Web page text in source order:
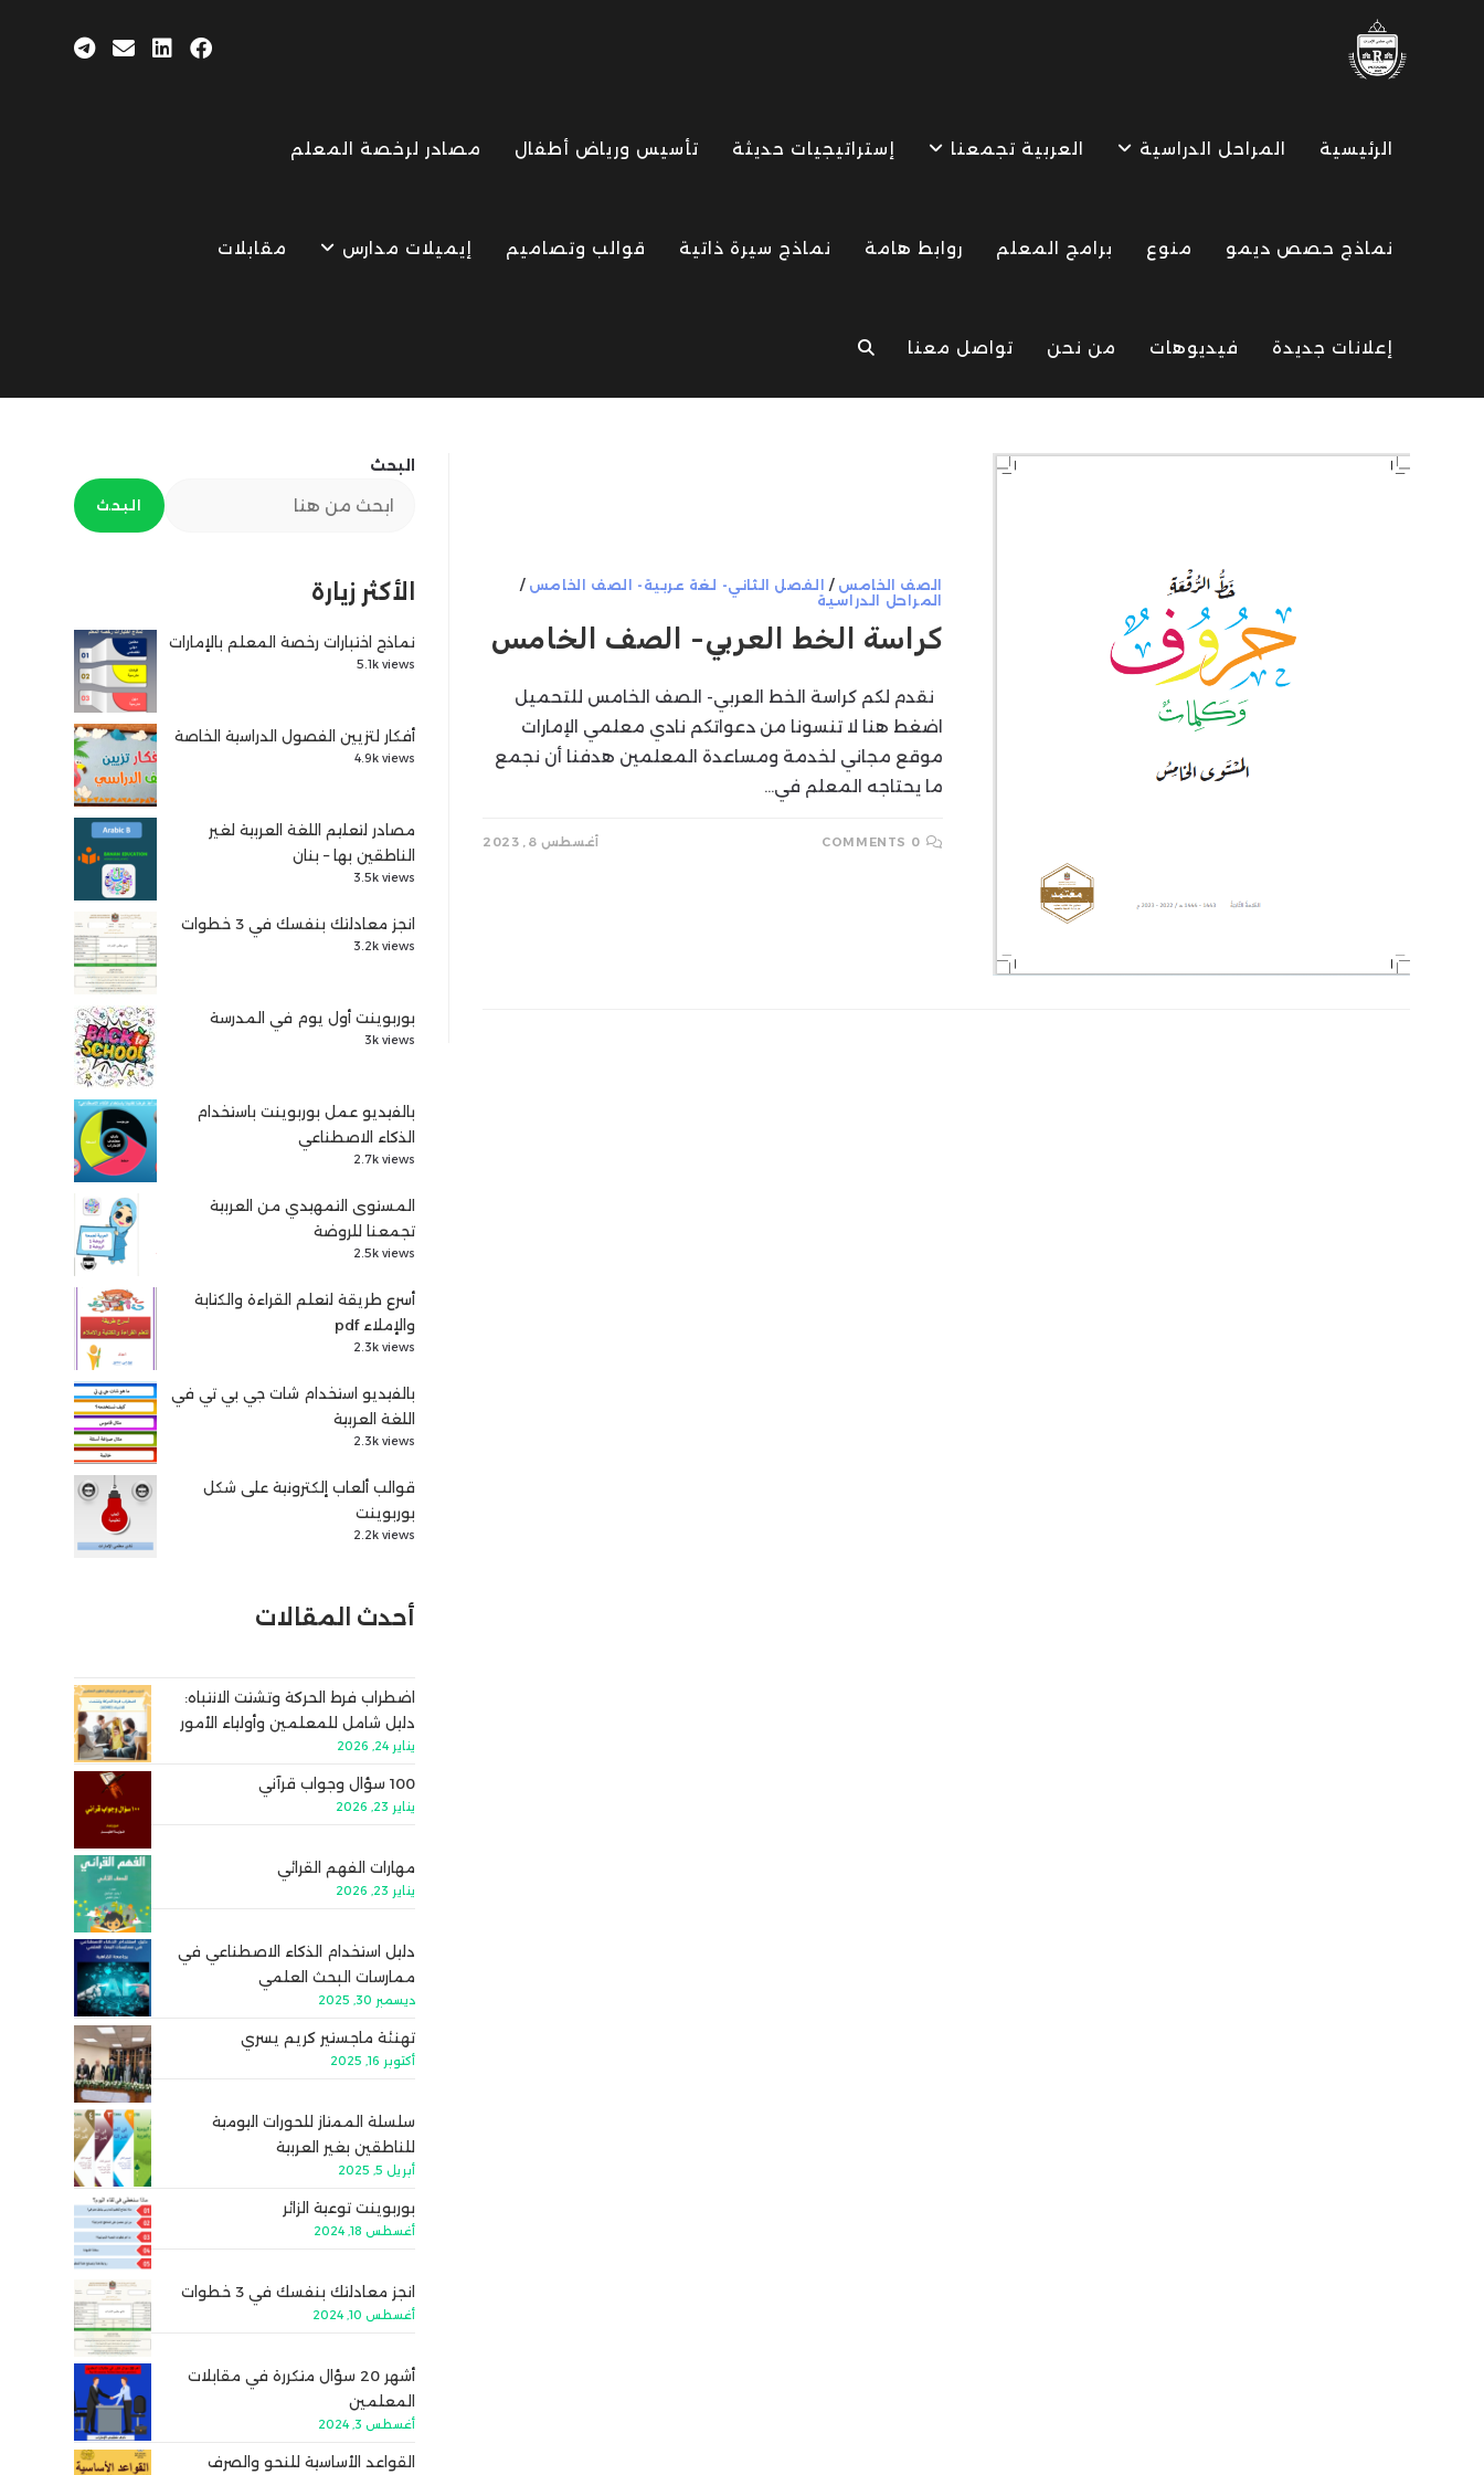
الرئيسية المراحل الدراسية العربية تجمعنا إستراتيجيات حديثة تأسيس ورياض أطفال مصادر لرخصة المعلم
نماذج حصص ديمو منوع برامج المعلم روابط هامة نماذج سيرة ذاتية قوالب وتصاميم إيميلات مدارس مقابلات
إعلانات جديدة فيديوهات من نحن تواصل معنا TOGGLE
الصف الخامس / الفصل الثاني- لغة عربية- الصف الخامس /
المراحل الدراسية
كراسة الخط العربي- الصف الخامس
نقدم لكم كراسة الخط العربي- الصف الخامس للتحميل
اضغط هنا لا تنسونا من دعواتكم نادي معلمي الإمارات
موقع مجاني لخدمة ومساعدة المعلمين هدفنا أن نجمع
ما يحتاجه المعلم في…
0 COMMENTS أغسطس 8, 2023
البحث
البحث
الأكثر زيارة
نماذج اختبارات رخصة المعلم بالإمارات
5.1k views
أفكار لتزيين الفصول الدراسية الخاصة
4.9k views
مصادر لتعليم اللغة العربية لغير
الناطقين بها – بنان
3.5k views
انجز معادلتك بنفسك في 3 خطوات
3.2k views
بوربوينت أول يوم في المدرسة
3k views
بالفيديو عمل بوربوينت باستخدام
الذكاء الاصطناعي
2.7k views
المستوى التمهيدي من العربية
تجمعنا للروضة
2.5k views
أسرع طريقة لتعلم القراءة والكتابة
والإملاء pdf
2.3k views
بالفيديو استخدام شات جي بي تي في
اللغة العربية
2.3k views
قوالب ألعاب إلكترونية على شكل
بوربوينت
2.2k views
أحدث المقالات
اضطراب فرط الحركة وتشتت الانتباه:
دليل شامل للمعلمين وأولياء الأمور
يناير 24, 2026
100 سؤال وجواب قرآني
يناير 23, 2026
مهارات الفهم القرائي
يناير 23, 2026
دليل استخدام الذكاء الاصطناعي في
ممارسات البحث العلمي
ديسمبر 30, 2025
تهنئة ماجستير كريم يسري
أكتوبر 16, 2025
سلسلة الممتاز للحورات اليومية
للناطقين بغير العربية
أبريل 5, 2025
بوربوينت توعية الزائر
أغسطس 18, 2024
انجز معادلتك بنفسك في 3 خطوات
أغسطس 10, 2024
أشهر 20 سؤال متكررة في مقابلات
المعلمين
أغسطس 3, 2024
القواعد الأساسية للنحو والصرف